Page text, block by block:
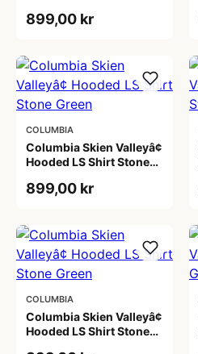
899,00 kr
COLUMBIA
Columbia Skien Valleyâ¢
Hooded LS Shirt Stone
899,00 kr
COLUMBIA
Columbia Skien Valleyâ¢
Hooded LS Shirt Stone